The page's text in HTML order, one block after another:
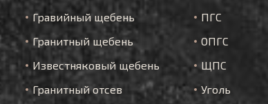
Гравийный щебень
Гранитный щебень
Известняковый щебень
Гранитный отсев
ПГС
ОПГС
ЩПС
Уголь